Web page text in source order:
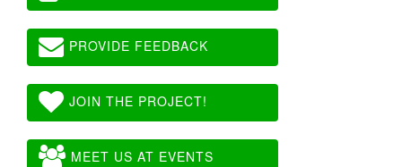
PROVIDE FEEDBACK
JOIN THE PROJECT!
MEET US AT EVENTS